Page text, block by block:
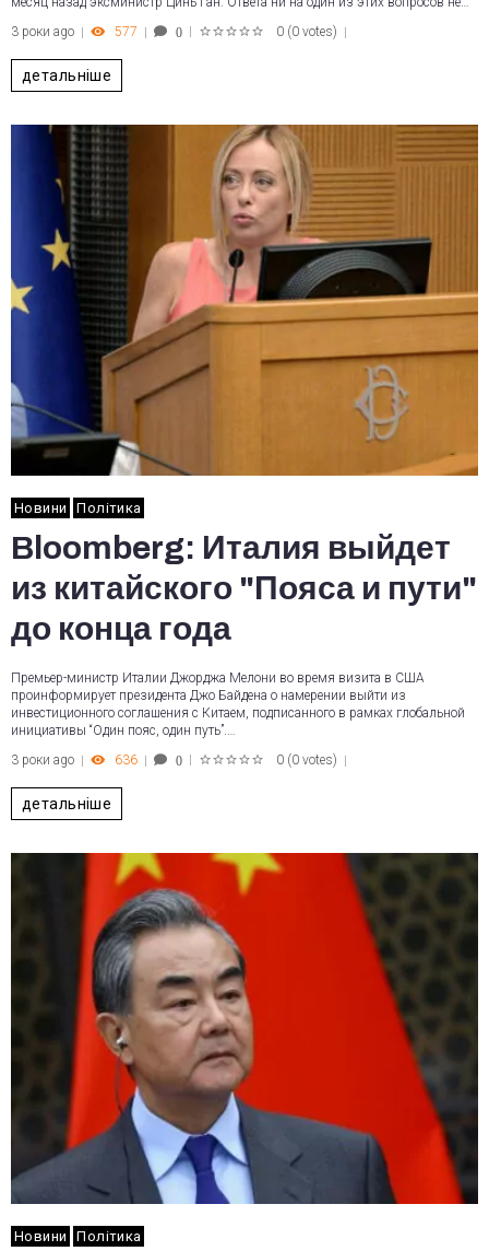
3 роки ago
577 0 0 (0 votes)
детальніше
Новини Політика
Bloomberg: Италия выйдет
из китайского "Пояса и пути"
до конца года
Премьер-министр Италии Джорджа Мелони во время визита в США
проинформирует президента Джо Байдена о намерении выйти из
инвестиционного соглашения с Китаем, подписанного в рамках глобальной
инициативы “Один пояс, один путь”.…
3 роки ago
636 0 0 (0 votes)
детальніше
Новини Політика